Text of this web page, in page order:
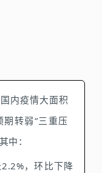
内疫情大面积
转弱“三重压
中：
，环比下降